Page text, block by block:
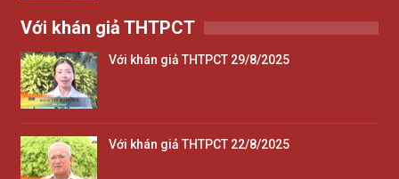
Với khán giả THTPCT
Với khán giả THTPCT 29/8/2025
Với khán giả THTPCT 22/8/2025